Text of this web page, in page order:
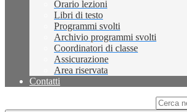
Orario lezioni
Libri di testo
Programmi svolti
Archivio programmi svolti
Coordinatori di classe
Assicurazione
Area riservata
Contatti